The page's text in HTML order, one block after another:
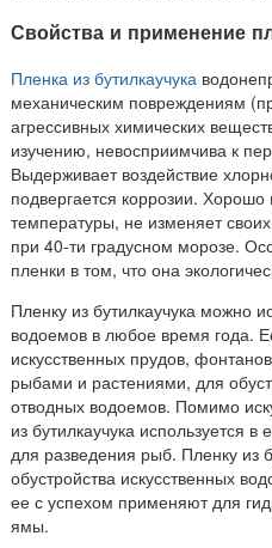
Свойства и применение
Пленка из бутилкаучука
механическим повреждениям
агрессивных химических
изучению, невосприимчива к
Выдерживает воздействие
подвергается коррозии.
температуры, не изменяет
при 40-ти градусном морозе.
пленки в том, что она
Пленку из бутилкаучука можно
водоемов в любое время года.
искусственных прудов,
рыбами и растениями, для
отводных водоемов. Помимо
из бутилкаучука используется
для разведения рыб. Пленку из
обустройства искусственных
ее с успехом применяют для
ямы.